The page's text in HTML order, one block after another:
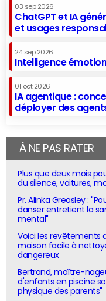
03 sep 2026
ChatGPT et IA
et usages
24 sep 2026
Intelligence
01 oct 2026
IA agentique :
déployer des
À NE PAS RATER
Plus que deux mois
du silence, voitures,
Pr. Alinka Greasley :
danser entretient la
mental"
Voici les revêtements
maison facile à
dangereux
Bertrand, maître-
d'enfants en piscine
physique des parents"